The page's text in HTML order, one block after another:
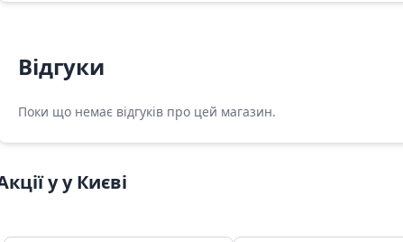
Відгуки
Поки що немає відгуків про цей магазин.
у у Києві